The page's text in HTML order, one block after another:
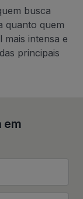
busca
quanto quem
intensa e
principais
em